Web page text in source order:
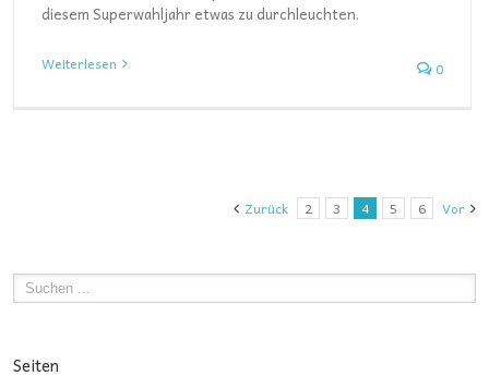
diesem Superwahljahr etwas zu durchleuchten.
Weiterlesen 0
Zurück 2 3 4 5 6 Vor
Seiten